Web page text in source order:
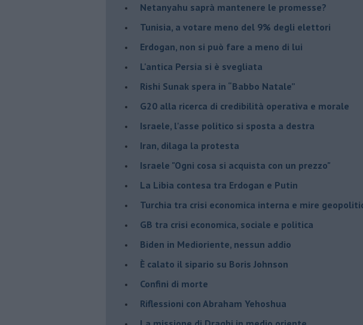
Netanyahu saprà mantenere le promesse?
Tunisia, a votare meno del 9% degli elettori
Erdogan, non si può fare a meno di lui
L'antica Persia si è svegliata
Rishi Sunak spera in “Babbo Natale”
G20 alla ricerca di credibilità operativa e morale
Israele, l'asse politico si sposta a destra
Iran, dilaga la protesta
Israele "Ogni cosa si acquista con un prezzo"
La Libia contesa tra Erdogan e Putin
Turchia tra crisi economica interna e mire
GB tra crisi economica, sociale e politica
Biden in Medioriente, nessun addio
È calato il sipario su Boris Johnson
Confini di morte
Riflessioni con Abraham Yehoshua